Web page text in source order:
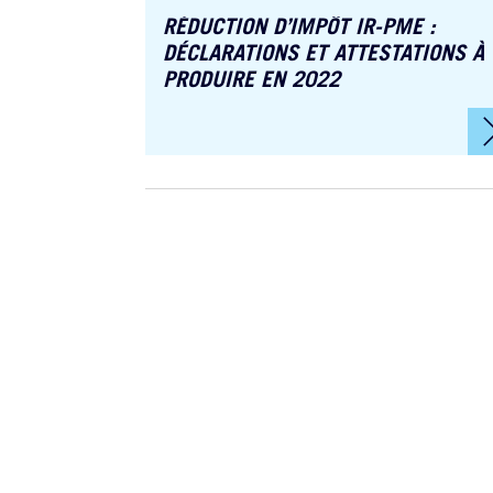
RÉDUCTION D’IMPÔT IR-PME :
DÉCLARATIONS ET ATTESTATIONS À
PRODUIRE EN 2022